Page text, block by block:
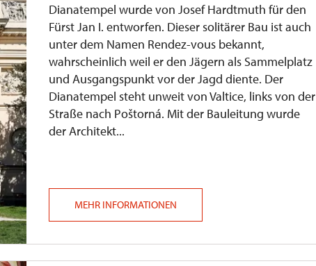
Dianatempel wurde von Josef Hardtmuth für den
Fürst Jan I. entworfen. Dieser solitärer Bau ist auch
unter dem Namen Rendez-vous bekannt,
wahrscheinlich weil er den Jägern als Sammelplatz
und Ausgangspunkt vor der Jagd diente. Der
Dianatempel steht unweit von Valtice, links von der
Straße nach Poštorná. Mit der Bauleitung wurde
der Architekt...
MEHR INFORMATIONEN